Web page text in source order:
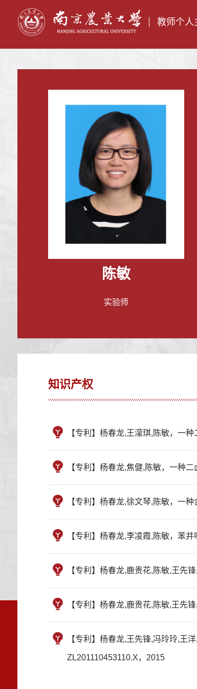
教师个人
陈敏
实验师
知识产权
【专利】杨春龙,王濛琪,陈敏，一
【专利】杨春龙,焦健,陈敏，一种
【专利】杨春龙,徐文琴,陈敏，一
【专利】杨春龙,李凌霞,陈敏，苯
【专利】杨春龙,鹿贵花,陈敏,王先
【专利】杨春龙,鹿贵花,陈敏,王先
【专利】杨春龙,王先锋,冯玲玲,王
ZL201110453110.X，2015